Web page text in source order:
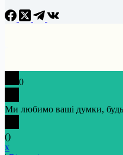
0
Ми любимо ваші думки, будь
()
x